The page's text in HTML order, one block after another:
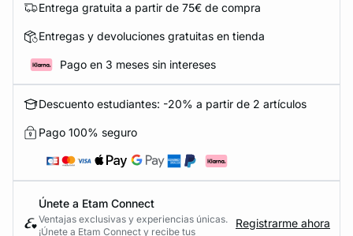
Entrega gratuita a partir de 75€ de compra
Entregas y devoluciones gratuitas en tienda
Pago en 3 meses sin intereses
Descuento estudiantes: -20% a partir de 2 artículos
Pago 100% seguro
Únete a Etam Connect
Ventajas exclusivas y experiencias únicas.
¡Únete a Etam Connect y recibe tus
Registrarme ahora